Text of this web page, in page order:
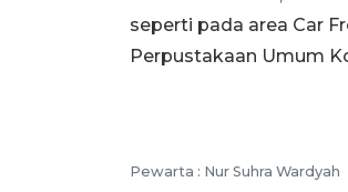
seperti pada area Car
Perpustakaan Umum
Pewarta : Nur Suhra Wardyah